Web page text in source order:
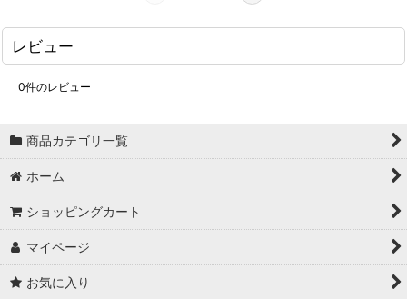
レビュー
0件のレビュー
商品カテゴリ一覧
ホーム
ショッピングカート
マイページ
お気に入り